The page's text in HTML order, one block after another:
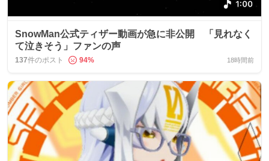
SnowMan公式ティザー動画が急に非公開 「見れなく
て泣きそう」ファンの声
137件のポスト 94% 18時間前